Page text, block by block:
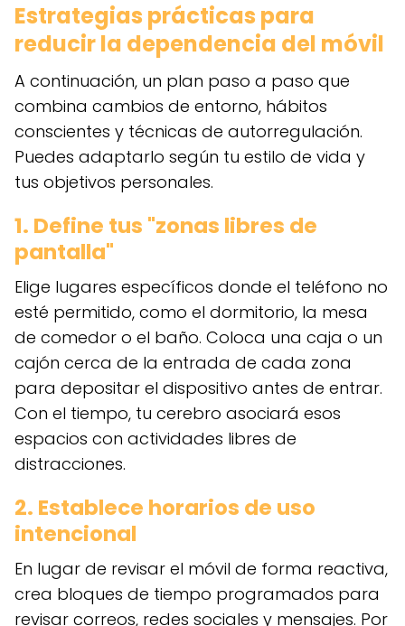
Estrategias prácticas para
reducir la dependencia del móvil
A continuación, un plan paso a paso que
combina cambios de entorno, hábitos
conscientes y técnicas de autorregulación.
Puedes adaptarlo según tu estilo de vida y
tus objetivos personales.
1. Define tus "zonas libres de
pantalla"
Elige lugares específicos donde el teléfono no
esté permitido, como el dormitorio, la mesa
de comedor o el baño. Coloca una caja o un
cajón cerca de la entrada de cada zona
para depositar el dispositivo antes de entrar.
Con el tiempo, tu cerebro asociará esos
espacios con actividades libres de
distracciones.
2. Establece horarios de uso
intencional
En lugar de revisar el móvil de forma reactiva,
crea bloques de tiempo programados para
revisar correos, redes sociales y mensajes. Por